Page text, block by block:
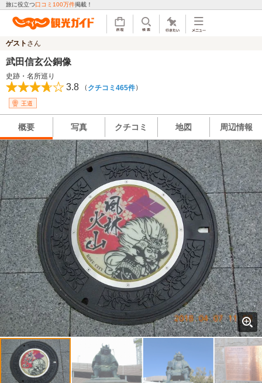
旅に役立つ口コミ100万件掲載！
ゲスト さん
武田信玄公銅像
史跡・名所巡り
3.8 （ クチコミ465件）
王道
概要 写真 クチコミ 地図 周辺情報